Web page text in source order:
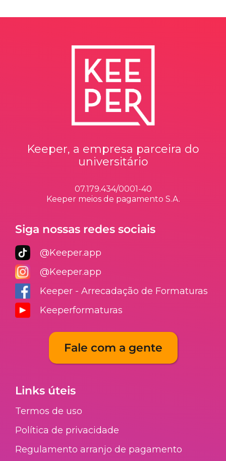
Keeper, a empresa parceira do
universitário
07.179.434/0001-40
Keeper meios de pagamento S.A.
Siga nossas redes sociais
@Keeper.app
@Keeper.app
Keeper - Arrecadação de Formaturas
Keeperformaturas
Fale com a gente
Links úteis
Termos de uso
Política de privacidade
Regulamento arranjo de pagamento​